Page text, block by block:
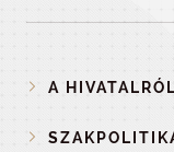
A HIVATALRÓL